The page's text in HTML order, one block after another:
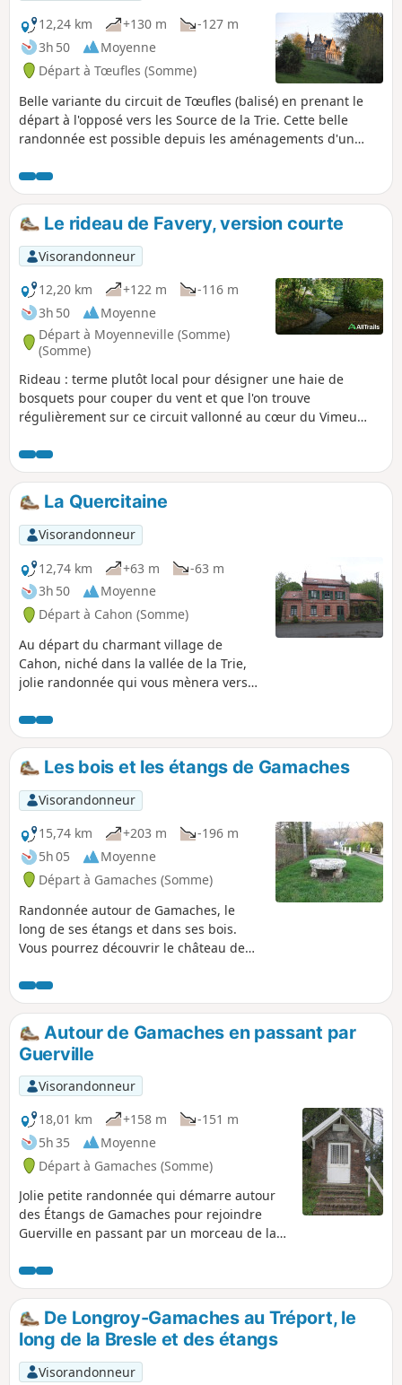
12,24 km
+130 m
-127 m
3h 50
Moyenne
Départ à Tœufles (Somme)
Belle variante du circuit de Tœufles (balisé) en prenant le
départ à l'opposé vers les Source de la Trie. Cette belle
randonnée est possible depuis les aménagements d'un
Communauté de Communes du Vimeu.
Le rideau de Favery, version courte
Visorandonneur
12,20 km
+122 m
-116 m
3h 50
Moyenne
Départ à Moyenneville (Somme)
(Somme)
Rideau : terme plutôt local pour désigner une haie de
bosquets pour couper du vent et que l'on trouve
régulièrement sur ce circuit vallonné au cœur du Vimeu
près du manoir de Chaussoy qu'il ne faut pas manquer
d'admirer, avant d'entreprendre une belle grimpette en
sous-bois. Ce circuit est balisé par le département, cette
version est raccourcie.
La Quercitaine
Visorandonneur
12,74 km
+63 m
-63 m
3h 50
Moyenne
Départ à Cahon (Somme)
Au départ du charmant village de
Cahon, niché dans la vallée de la Trie,
jolie randonnée qui vous mènera vers
par de sympathiques sentiers entre bois
et pâturages vers votre point de départ.
Les habitants de Quesnoy-le-Montant se
nomment les Quercitains, d'où le nom
de cette randonnée. Quant à Cahon,
village de départ et d'arrivée, vous y
trouverez une minoterie encore en
activité et qui fabrique de la farine dont
une variété est réservée à la baguette
"Avocette" qui est vendue à Quesnoy-le-
Montant, mais également dans d'autres
boulangeries de la Somme. Randonnée
gastronomique et patrimoniale, en
Les bois et les étangs de Gamaches
Visorandonneur
15,74 km
+203 m
-196 m
5h 05
Moyenne
Départ à Gamaches (Somme)
Randonnée autour de Gamaches, le
long de ses étangs et dans ses bois.
Vous pourrez découvrir le château de
rivière, la Vimeuse.
Autour de Gamaches en passant par
Guerville
Visorandonneur
18,01 km
+158 m
-151 m
5h 35
Moyenne
Départ à Gamaches (Somme)
Jolie petite randonnée qui démarre autour
des Étangs de Gamaches pour rejoindre
Guerville en passant par un morceau de la
Adélaïde avant de passer à Guerville, village
de la Glass vallée. Puis retour vers
Gamaches en passant devant la Chapelle
Dubos, un petit tour dans les étangs et par
les vestiges du château.
De Longroy-Gamaches au Tréport, le
long de la Bresle et des étangs
Visorandonneur